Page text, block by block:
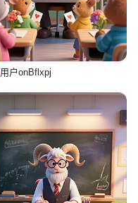
用户onBflxpj